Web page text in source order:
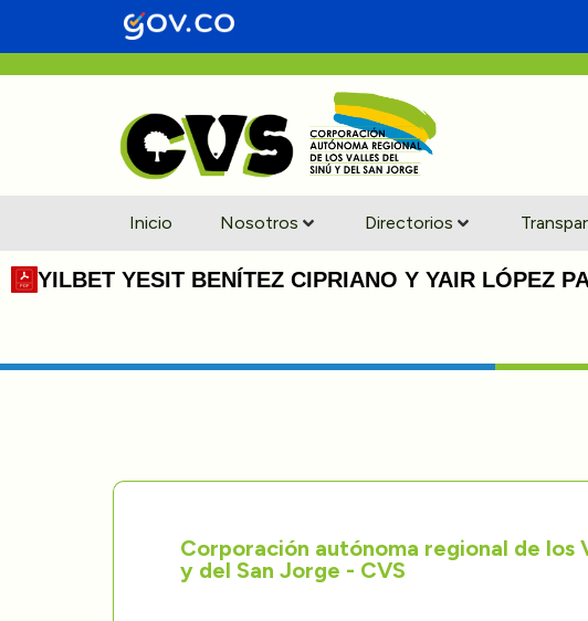
Inicio Nosotros Directorios
YILBET YESIT BENÍTEZ CIPRIANO Y YAIR LÓPEZ
Corporación autónoma regional de los
y del San Jorge - CVS